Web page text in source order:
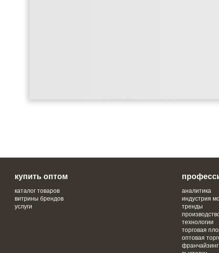
купить оптом
каталог товаров
витрины брендов
услуги
аналитика
индустрия
тренды
технологии
торговая
оптовая
франчайзинг